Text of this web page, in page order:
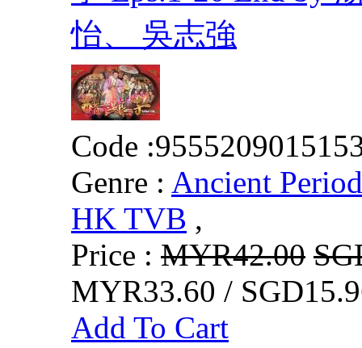
怡、 吳志強
Code :
Genre : Ancient Period
HK TVB ,
Price : MYR42.00
MYR33.60 /
Add To Cart